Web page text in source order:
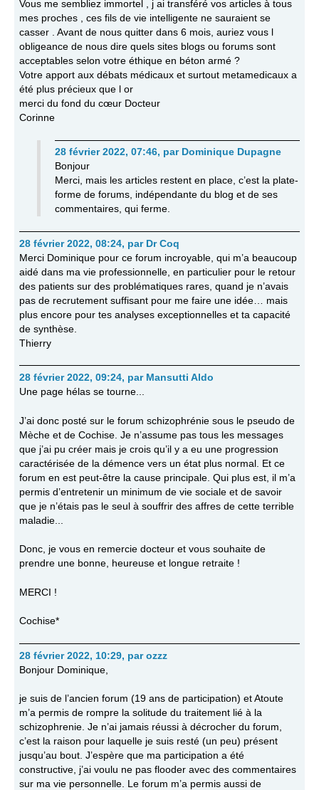
Vous me sembliez immortel , j ai transféré vos articles à tous
mes proches , ces fils de vie intelligente ne sauraient se
casser . Avant de nous quitter dans 6 mois, auriez vous l
obligeance de nous dire quels sites blogs ou forums sont
acceptables selon votre éthique en béton armé ?
Votre apport aux débats médicaux et surtout metamedicaux a
été plus précieux que l or
merci du fond du cœur Docteur
Corinne
28 février 2022, 07:46, par Dominique Dupagne
Bonjour
Merci, mais les articles restent en place, c’est la plate-
forme de forums, indépendante du blog et de ses
commentaires, qui ferme.
28 février 2022, 08:24, par Dr Coq
Merci Dominique pour ce forum incroyable, qui m’a beaucoup
aidé dans ma vie professionnelle, en particulier pour le retour
des patients sur des problématiques rares, quand je n’avais
pas de recrutement suffisant pour me faire une idée… mais
plus encore pour tes analyses exceptionnelles et ta capacité
de synthèse.
Thierry
28 février 2022, 09:24, par Mansutti Aldo
Une page hélas se tourne...
J’ai donc posté sur le forum schizophrénie sous le pseudo de
Mèche et de Cochise. Je n’assume pas tous les messages
que j’ai pu créer mais je crois qu’il y a eu une progression
caractérisée de la démence vers un état plus normal. Et ce
forum en est peut-être la cause principale. Qui plus est, il m’a
permis d’entretenir un minimum de vie sociale et de savoir
que je n’étais pas le seul à souffrir des affres de cette terrible
maladie...
Donc, je vous en remercie docteur et vous souhaite de
prendre une bonne, heureuse et longue retraite !
MERCI !
Cochise*
28 février 2022, 10:29, par ozzz
Bonjour Dominique,
je suis de l’ancien forum (19 ans de participation) et Atoute
m’a permis de rompre la solitude du traitement lié à la
schizophrenie. Je n’ai jamais réussi à décrocher du forum,
c’est la raison pour laquelle je suis resté (un peu) présent
jusqu’au bout. J’espère que ma participation a été
constructive, j’ai voulu ne pas flooder avec des commentaires
sur ma vie personnelle. Le forum m’a permis aussi de